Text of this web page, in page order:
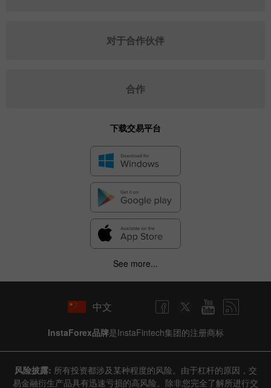
对于合作伙伴
合作
下载交易平台
See more...
中文
InstaForex品牌是InstaFintech集团的注册商标
风险披露: 所有投资都涉及某种程度的风险。由于杠杆的原因，交
易金融衍生产品具有迅速亏损的高风险。除非您完全了解所进行交